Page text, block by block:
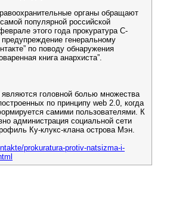
органы обращают
популярной российской
этого года прокуратура С-
генеральному
по поводу обнаружения
книга анархиста”.
головной болью множества
по принципу web 2.0, когда
самими пользователями. К
администрация социальной сети
Ку-клукс-клана острова Мэн.
prokuratura-protiv-natsizma-i-